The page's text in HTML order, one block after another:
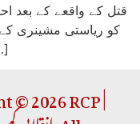
قتل کے واقعے کے بعد
کو ریاستی مشینری کے
پولیس
2026 RCP |